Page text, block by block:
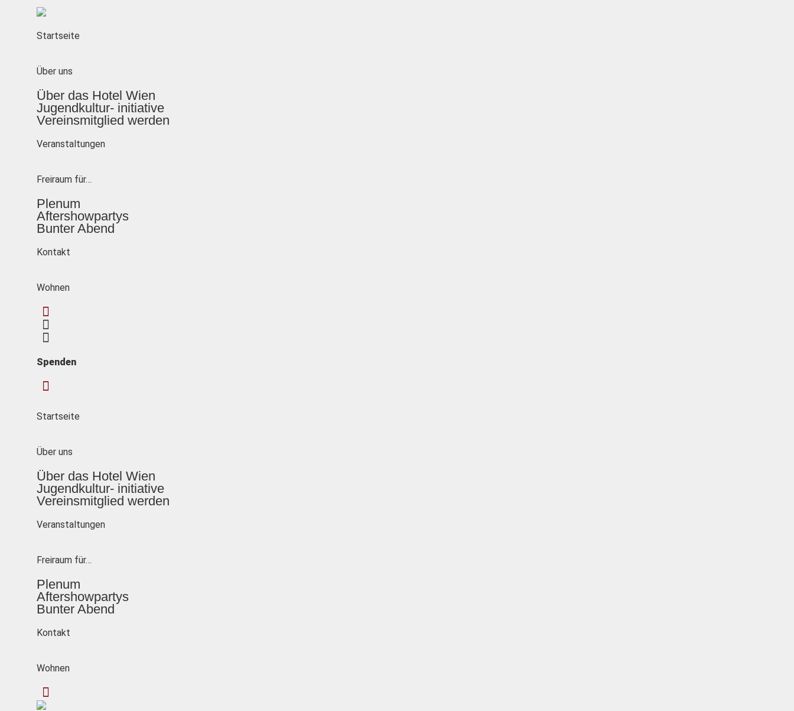
Startseite
Über uns
Über das Hotel Wien
Jugendkultur- initiative
Vereinsmitglied werden
Veranstaltungen
Freiraum für…
Plenum
Aftershowpartys
Bunter Abend
Kontakt
Wohnen
Spenden
Startseite
Über uns
Über das Hotel Wien
Jugendkultur- initiative
Vereinsmitglied werden
Veranstaltungen
Freiraum für…
Plenum
Aftershowpartys
Bunter Abend
Kontakt
Wohnen